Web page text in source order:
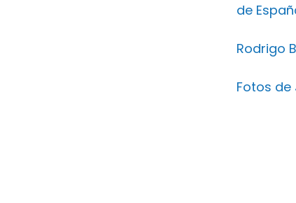
de
Rodrigo
Fotos de